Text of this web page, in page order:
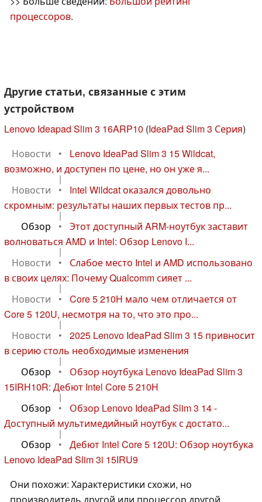
процессоров.
Другие статьи, связанные с этим
устройством
Lenovo Ideapad Slim 3 16ARP10 (IdeaPad Slim 3 Серия)
Новости
•
Lenovo IdeaPad Slim 3 15 Wildcat,
возможно, и доступен по цене, но он уже я...
|
Новости
•
Intel Wildcat оказался довольно
скромным: результаты наших первых тестов пр...
|
Обзор
•
Этот доступный ARM-ноутбук заставит
волноваться AMD и Intel: Обзор Lenovo I...
|
Новости
•
Слабое место Intel и AMD использовано
в своих целях: Почему Qualcomm сияет ...
|
Новости
•
Core 5 210H мало чем отличается от
Core 5 120U, несмотря на то, что это про...
|
Новости
•
2025 Lenovo IdeaPad Slim 3 15 привносит
в серию столь необходимые изменения
|
Обзор
•
Обзор ноутбука Lenovo IdeaPad Slim 3
15IRH10R: Дебют Intel Core 5 210H
|
Обзор
•
Обзор Lenovo IdeaPad Slim 3 14 -
Доступный мультимедийный ноутбук с достато...
|
Обзор
•
Дебют Intel Core 5 120U: Обзор ноутбука
Lenovo IdeaPad Slim 3i 15IRU9
Они похожи: Характеристики схожи, но